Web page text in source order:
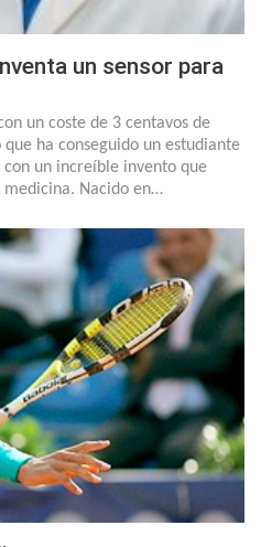
un sensor para
un coste de 3 centavos de
ha conseguido un estudiante
un increíble invento que
Nacido en…